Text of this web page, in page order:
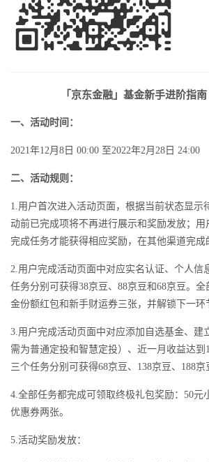
「京东金融」基金新手进阶指
一、 活动时间：
2021年12月8日 00:00 至2022年2月28日 24:00
二、活动规则：
1.用户首次进入活动页面，根据当前状态显示
动前已完成项将不再进行展示和奖励发放；用
完成任务才能获得相应奖励，在其他渠道完成
2.用户完成活动页面中对应实名认证、个人信
任务分别可获得38京豆、88京豆和68京豆。
金份额红包和新手财运券三张，并解锁下一环
3.用户完成活动页面中对应添加自选基金、建
需为普通定投和智慧定投）、近一月收益达到
三个任务分别可获得68京豆、138京豆、188京
4.全部任务都完成可领取终极礼包奖励：50元
优惠券两张。
5.活动奖励发放：